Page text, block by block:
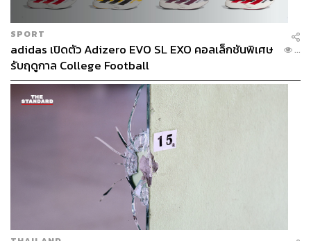
SPORT
adidas เปิดตัว Adizero EVO SL EXO คอลเล็กชันพิเศษ
รับฤดูกาล College Football
...